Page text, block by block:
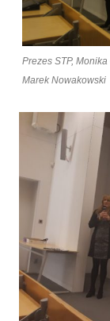
Prezes STP,
Marek Nowakowski